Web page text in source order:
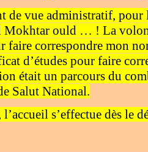
de vue administratif, pour
Mokhtar ould … ! La
faire correspondre mon
d’études pour faire
était un parcours du
Salut National.
s’effectue dès le